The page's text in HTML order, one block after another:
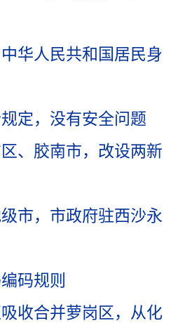
华人民共和国居民身
定，没有安全问题
、胶南市，改设两新
市，市政府驻西沙永
码规则
收合并萝岗区，从化